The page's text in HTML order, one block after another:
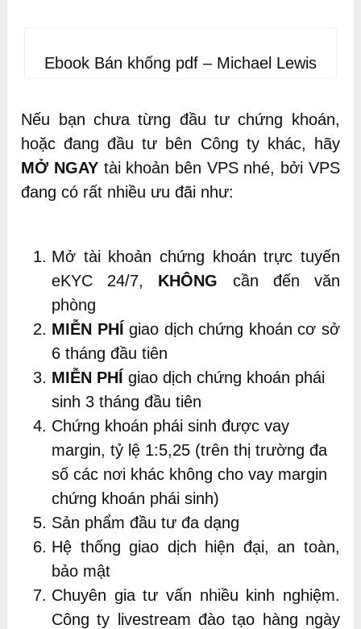
Ebook Bán khống pdf – Michael Lewis
Nếu bạn chưa từng đầu tư chứng khoán,
hoặc đang đầu tư bên Công ty khác, hãy
MỞ NGAYtài khoản bên VPS nhé, bởi VPS
đang có rất nhiều ưu đãi như:
Mở tài khoản chứng khoán trực tuyến
eKYC 24/7, KHÔNG cần đến văn
phòng
MIỄN PHÍ giao dịch chứng khoán cơ sở
6 tháng đầu tiên
MIỄN PHÍ giao dịch chứng khoán phái
sinh 3 tháng đầu tiên
Chứng khoán phái sinh được vay
margin, tỷ lệ 1:5,25 (trên thị trường đa
số các nơi khác không cho vay margin
chứng khoán phái sinh)
Sản phẩm đầu tư đa dạng
Hệ thống giao dịch hiện đại, an toàn,
bảo mật
Chuyên gia tư vấn nhiều kinh nghiệm.
Công ty livestream đào tạo hàng ngày